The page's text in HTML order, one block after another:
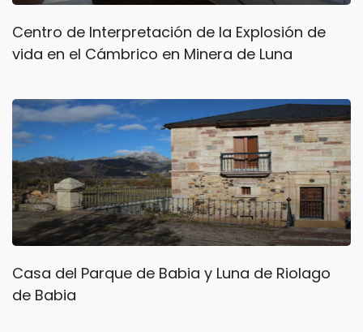
Centro de Interpretación de la Explosión de
vida en el Cámbrico en Minera de Luna
Casa del Parque de Babia y Luna de Riolago
de Babia